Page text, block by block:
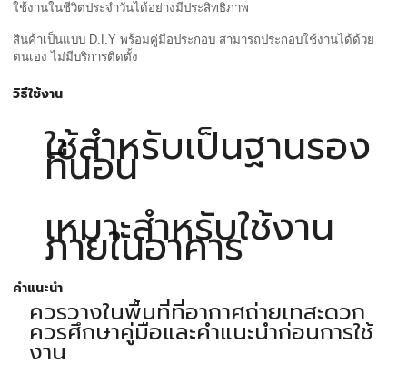
ใช้งานในชีวิตประจำวันได้อย่างมีประสิทธิภาพ
สินค้าเป็นแบบ D.I.Y พร้อมคู่มือประกอบ สามารถประกอบใช้งานได้ด้วย
ตนเอง ไม่มีบริการติดตั้ง
วิธีใช้งาน
ใช้สำหรับเป็นฐานรอง
ที่นอน
เหมาะสำหรับใช้งาน
ภายในอาคาร
คำแนะนำ
ควรวางในพื้นที่ที่อากาศถ่ายเทสะดวก
ควรศึกษาคู่มือและคำแนะนำก่อนการใช้
งาน